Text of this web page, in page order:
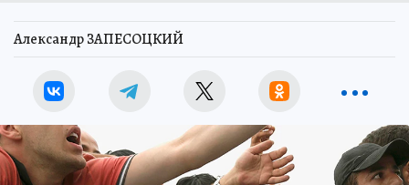
Александр ЗАПЕСОЦКИЙ